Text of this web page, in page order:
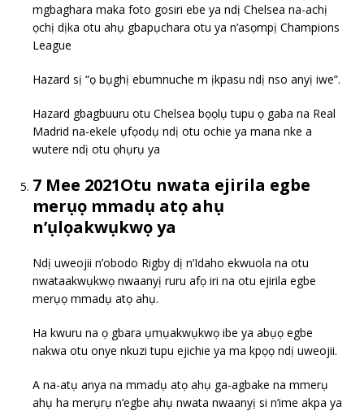
mgbaghara maka foto gosiri ebe ya ndị Chelsea na-achị
ọchị dịka otu ahụ gbapụchara otu ya n’asọmpị Champions
League
Hazard sị “ọ bụghị ebumnuche m ịkpasu ndị nso anyị iwe”.
Hazard gbagbuuru otu Chelsea bọọlụ tupu ọ gaba na Real
Madrid na-ekele ụfọodụ ndị otu ochie ya mana nke a
wutere ndị otu ọhụrụ ya
7 Mee 2021Otu nwata ejirila egbe
merụọ mmadụ atọ ahụ
n’ụlọakwụkwọ ya
Ndị uweojii n’obodo Rigby dị n’Idaho ekwuola na otu
nwataakwụkwọ nwaanyị ruru afọ iri na otu ejirila egbe
merụọ mmadụ atọ ahụ.
Ha kwuru na ọ gbara ụmụakwụkwọ ibe ya abụọ egbe
nakwa otu onye nkuzi tupu ejichie ya ma kpọọ ndị uweojii.
A na-atụ anya na mmadụ atọ ahụ ga-agbake na mmerụ
ahụ ha merụrụ n’egbe ahụ nwata nwaanyị si n’ime akpa ya